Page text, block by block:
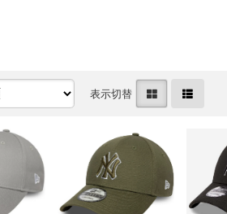
表示切替